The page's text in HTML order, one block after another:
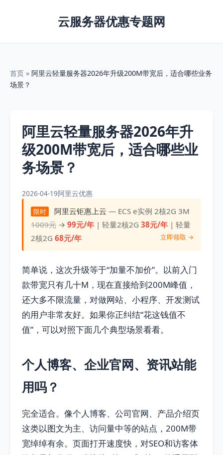
云服务器优惠专题网
首页 » 阿里云轻量服务器2026年升级200M带宽后，适合哪些业务
场景？
阿里云轻量服务器2026年升
级200M带宽后，适合哪些业
务场景？
2026-04-19阿里云优惠
限时 阿里云钜惠上云 — ECS e实例 2核2G 3M
1009元 →99元/年 | 轻量2核2G38元/年 | 轻量
2核2G68元/年 立即领取 →
简单说，这次升级等于“加量不加价”。以前入门
款带宽只有几十M，现在直接给到200M峰值，
还大多不限流量，对做网站、小程序、开发测试
的用户非常友好。如果你正纠结“花这钱值不
值”，可以对照下面几个典型场景看看。
个人博客、企业官网、资讯站能
用吗？
完全适合。像个人博客、公司官网、产品介绍页
这类以图文为主、访问量中等的站点，200M带
宽绰绰有余。页面打开速度快，对SEO和访客体